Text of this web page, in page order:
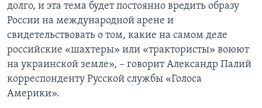
долго, и эта тема будет постоянно вредить образу
России на международной арене и
свидетельствовать о том, какие на самом деле
российские «шахтеры» или «трактористы» воюют
на украинской земле», – говорит Александр Палий
корреспонденту Русской службы «Голоса
Америки».